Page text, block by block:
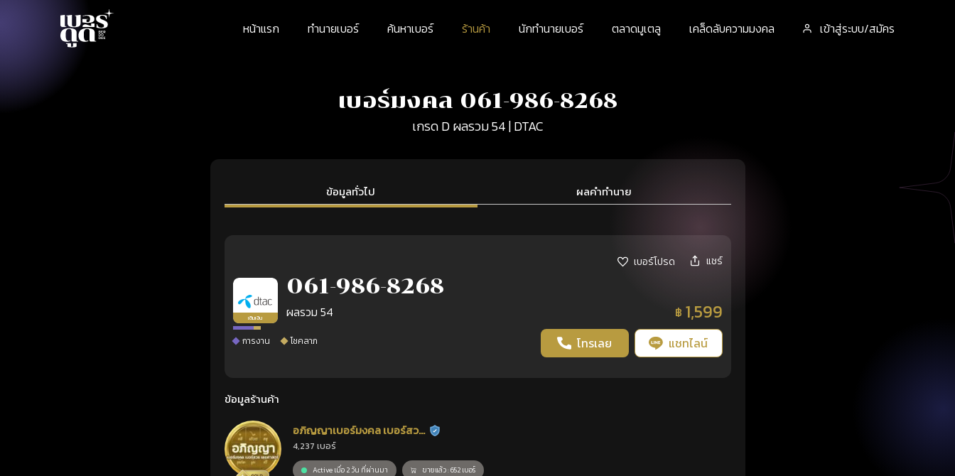
หน้าแรก ทำนายเบอร์ ค้นหาเบอร์ ร้านค้า นักทำนายเบอร์ ตลาดมูเตลู เคล็ดลับความมงคล เข้าสู่ระบบ/สมัคร
เบอร์มงคล 061-986-8268
เกรด D ผลรวม 54 | DTAC
ข้อมูลทั่วไป ผลคำทำนาย
เบอร์โปรด แชร์
เติมเงิน
061-986-8268
ผลรวม 54 ฿ 1,599
การงาน โชคลาภ โทรเลย แชทไลน์
ข้อมูลร้านค้า
อภิญญาเบอร์มงคล เบอร์สวย
เลขศาสตร์
ร้านยืนยันแล้ว
4,237 เบอร์
Active เมื่อ 2 วัน ที่ผ่านมา ขายแล้ว : 652 เบอร์